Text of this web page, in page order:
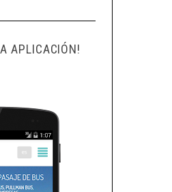
APLICACIÓN!